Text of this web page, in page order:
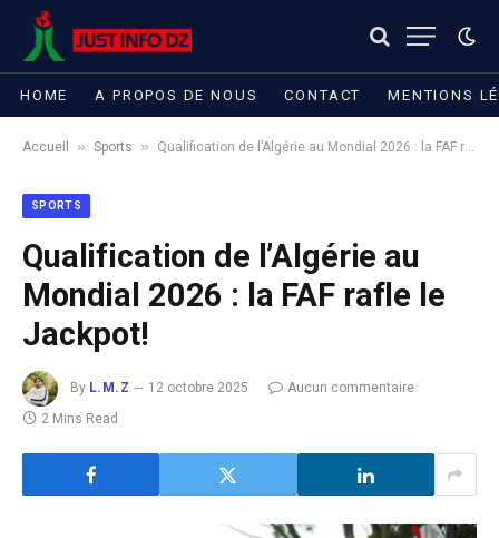
HOME A PROPOS DE NOUS CONTACT MENTIONS
Accueil » Sports » Qualification de l’Algérie au Mondial 2026 : la FAF rafle le Jackpot!
SPORTS
Qualification de l’Algérie au
Mondial 2026 : la FAF rafle le
Jackpot!
By L.M.Z 12 octobre 2025
Aucun commentaire
2 Mins Read